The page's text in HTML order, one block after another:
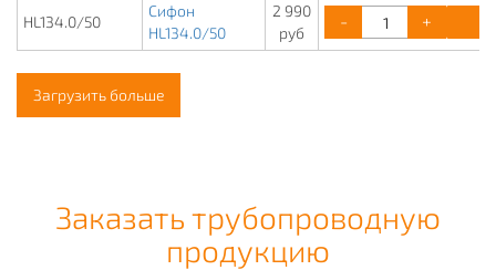
HL134.0/50
Сифон
HL134.0/50
2 990
руб
- +
Загрузить больше
Заказать трубопроводную
продукцию